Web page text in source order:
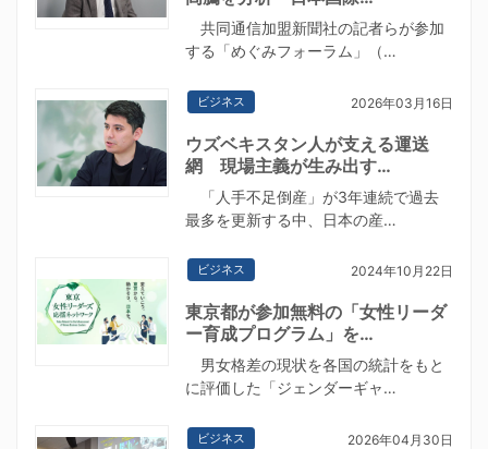
共同通信加盟新聞社の記者らが参加
する「めぐみフォーラム」（…
ビジネス 2026年03月16日
ウズベキスタン人が支える運送
網 現場主義が生み出す…
「人手不足倒産」が3年連続で過去
最多を更新する中、日本の産…
ビジネス 2024年10月22日
東京都が参加無料の「女性リーダ
ー育成プログラム」を…
男女格差の現状を各国の統計をもと
に評価した「ジェンダーギャ…
ビジネス 2026年04月30日